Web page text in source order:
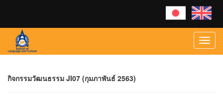
กิจกรรมวัฒนธรรม JI07 (กุมภาพันธ์ 2563)